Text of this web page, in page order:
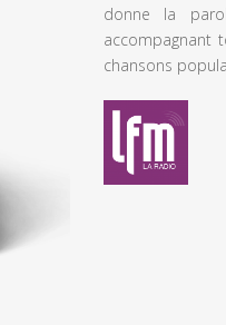
donne la
accompagnant
chansons